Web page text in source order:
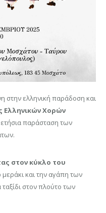
στην ελληνική παράδοση και
Ελληνικών Χορών
ετήσια παράσταση των
στον κύκλο του
μεράκι και την αγάπη των
στον πλούτο των